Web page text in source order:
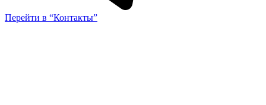
Перейти в “Контакты”